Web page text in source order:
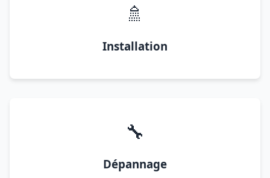
🚿
Installation
🔧
Dépannage